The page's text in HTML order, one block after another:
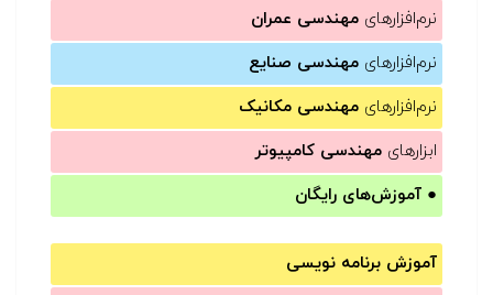
نرم‌افزارهای مهندسی عمران
نرم‌افزارهای مهندسی صنایع
نرم‌افزارهای مهندسی مکانیک
ابزارهای مهندسی کامپیوتر
● آموزش‌های رایگان
آموزش برنامه نویسی